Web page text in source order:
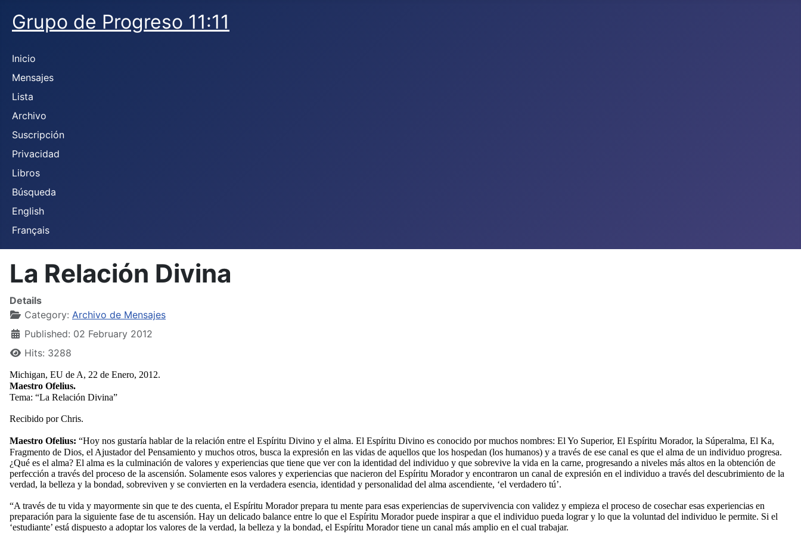
Grupo de Progreso 11:11
Inicio
Mensajes
Lista
Archivo
Suscripción
Privacidad
Libros
Búsqueda
English
Français
La Relación Divina
Details
Category: Archivo de Mensajes
Published: 02 February 2012
Hits: 3288
Michigan, EU de A, 22 de Enero, 2012.
Maestro Ofelius.
Tema: “La Relación Divina”
Recibido por Chris.
Maestro Ofelius: “Hoy nos gustaría hablar de la relación entre el Espíritu Divino y el alma. El Espíritu Divino es conocido por muchos nombres: El Yo Superior, El Espíritu Morador, la Súperalma, El Ka,
Fragmento de Dios, el Ajustador del Pensamiento y muchos otros, busca la expresión en las vidas de aquellos que los hospedan (los humanos) y a través de ese canal es que el alma de un individuo progresa.
¿Qué es el alma? El alma es la culminación de valores y experiencias que tiene que ver con la identidad del individuo y que sobrevive la vida en la carne, progresando a niveles más altos en la obtención de
perfección a través del proceso de la ascensión. Solamente esos valores y experiencias que nacieron del Espíritu Morador y encontraron un canal de expresión en el individuo a través del descubrimiento de la
verdad, la belleza y la bondad, sobreviven y se convierten en la verdadera esencia, identidad y personalidad del alma ascendiente, ‘el verdadero tú’.
“A través de tu vida y mayormente sin que te des cuenta, el Espíritu Morador prepara tu mente para esas experiencias de supervivencia con validez y empieza el proceso de cosechar esas experiencias en
preparación para la siguiente fase de tu ascensión. Hay un delicado balance entre lo que el Espíritu Morador puede inspirar a que el individuo pueda lograr y lo que la voluntad del individuo le permite. Si el
‘estudiante’ está dispuesto a adoptar los valores de la verdad, la belleza y la bondad, el Espíritu Morador tiene un canal más amplio en el cual trabajar.